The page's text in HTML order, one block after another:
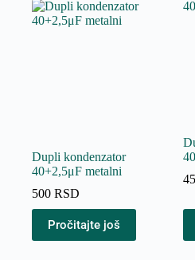
Dupli kondenzator
40+2,5μF metalni
500 RSD
Pročitajte još